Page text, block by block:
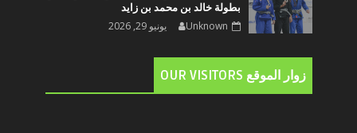
بطولة خالد بن محمد بن زايد
Unknown يونيو 29, 2026
زوار الموقع OUR VISITORS